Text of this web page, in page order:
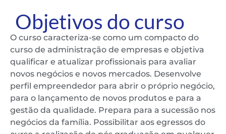
Objetivos do curso
O curso caracteriza-se como um compacto do
curso de administração de empresas e objetiva
qualificar e atualizar profissionais para avaliar
novos negócios e novos mercados. Desenvolve
perfil empreendedor para abrir o próprio negócio,
para o lançamento de novos produtos e para a
gestão da qualidade. Prepara para a sucessão nos
negócios da família. Possibilitar aos egressos do